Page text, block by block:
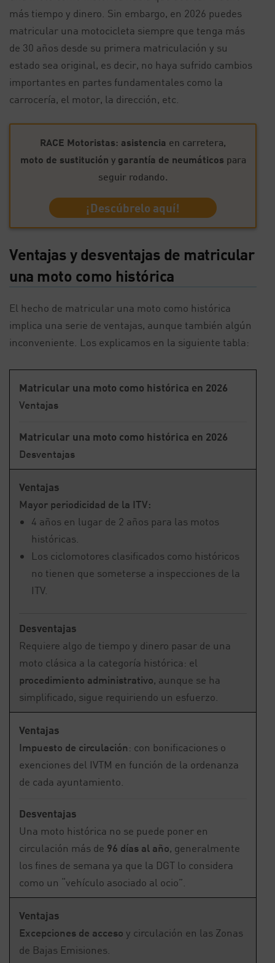
más tiempo y dinero. Sin embargo, en 2026 puedes
matricular una motocicleta siempre que tenga más
de 30 años desde su primera matriculación y su
estado sea original, es decir, no haya sufrido cambios
importantes en partes fundamentales como la
carrocería, el motor, la dirección, etc.
RACE Motoristas: asistencia en carretera,
moto de sustitución y garantía de neumáticos para
seguir rodando.
¡Descúbrelo aquí!
Ventajas y desventajas de matricular
una moto como histórica
El hecho de matricular una moto como histórica
implica una serie de ventajas, aunque también algún
inconveniente. Los explicamos en la siguiente tabla:
Matricular una moto como histórica en 2026
Ventajas
Matricular una moto como histórica en 2026
Desventajas
Ventajas
Mayor periodicidad de la ITV:
4 años en lugar de 2 años para las motos
históricas.
Los ciclomotores clasificados como históricos
no tienen que someterse a inspecciones de la
ITV.
Desventajas
Requiere algo de tiempo y dinero pasar de una
moto clásica a la categoría histórica: el
procedimiento administrativo, aunque se ha
simplificado, sigue requiriendo un esfuerzo.
Ventajas
Impuesto de circulación: con bonificaciones o
exenciones del IVTM en función de la ordenanza
de cada ayuntamiento.
Desventajas
Una moto histórica no se puede poner en
circulación más de 96 días al año, generalmente
los fines de semana ya que la DGT lo considera
como un “vehículo asociado al ocio”.
Ventajas
Excepciones de acceso y circulación en las Zonas
de Bajas Emisiones.